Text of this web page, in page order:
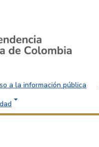
a la información pública